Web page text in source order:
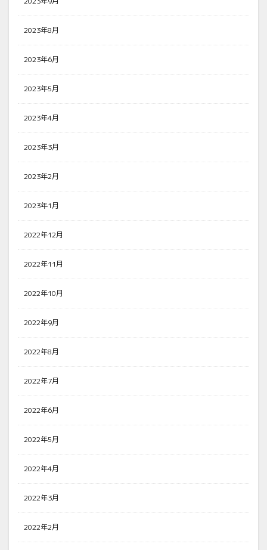
2023年8月
2023年6月
2023年5月
2023年4月
2023年3月
2023年2月
2023年1月
2022年12月
2022年11月
2022年10月
2022年9月
2022年8月
2022年7月
2022年6月
2022年5月
2022年4月
2022年3月
2022年2月